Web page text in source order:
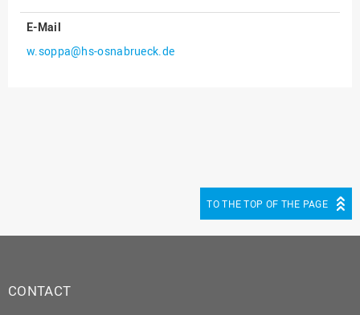
Finanzen
Forschung, Kooperation,
Drittmittel
E-Mail
w.soppa@hs-osnabrueck.de
TO THE TOP OF THE PAGE
CONTACT